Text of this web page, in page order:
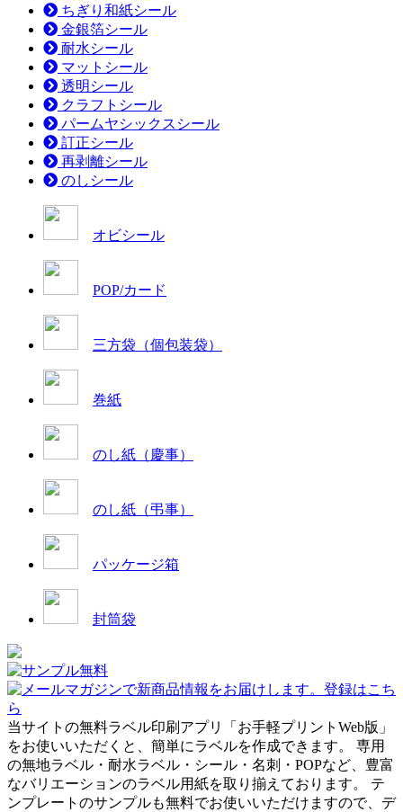
ちぎり和紙シール
金銀箔シール
耐水シール
マットシール
透明シール
クラフトシール
パームヤシックスシール
訂正シール
再剥離シール
のしシール
オビシール
POP/カード
三方袋（個包装袋）
巻紙
のし紙（慶事）
のし紙（弔事）
パッケージ箱
封筒袋
当サイトの無料ラベル印刷アプリ「お手軽プリントWeb版」
をお使いいただくと、簡単にラベルを作成できます。 専用
の無地ラベル・耐水ラベル・シール・名刺・POPなど、豊富
なバリエーションのラベル用紙を取り揃えております。 テ
ンプレートのサンプルも無料でお使いいただけますので、デ